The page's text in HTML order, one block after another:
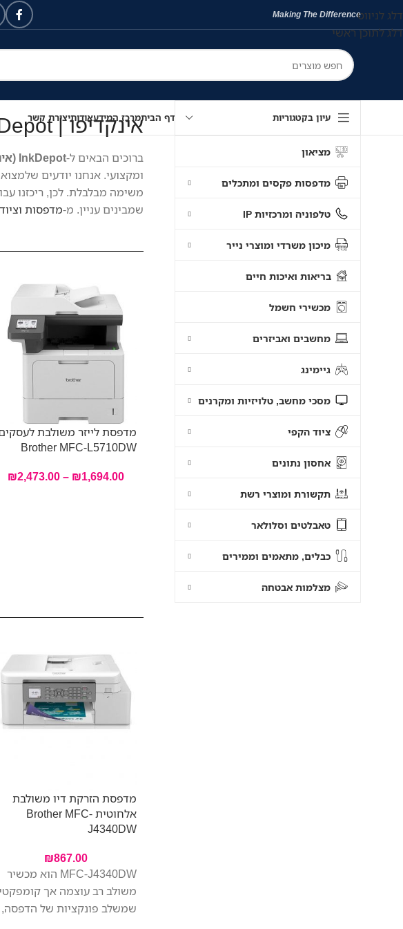
דלג לניווט
דלג לתוכן ראשי
Making The Difference
עיון בקטגוריות
מציאון
מדפסות פקסים ומתכלים
טלפוניה ומרכזיות IP
מיכון משרדי ומוצרי נייר
בריאות ואיכות חיים
מכשירי חשמל
מחשבים ואביזרים
גיימינג
מסכי מחשב, טלויזיות ומקרנים
ציוד הקפי
אחסון נתונים
תקשורת ומוצרי רשת
טאבלטים וסלולאר
כבלים, מתאמים וממירים
מצלמות אבטחה
דף הביתמרכז המידעאודותיצירת קשראינקדיפו | InkDepot – כל הפתרונות למשרד ולבית במקום אחד
ברוכים הבאים ל-InkDepot (אינקדיפו)
ומקצועי. אנחנו יודעים
משימה מבלבלת. לכן, ריכזנו
שמבינים עניין. מ-מדפסות
מדפסת לייזר משולבת
Brother MFC-L5710DW
₪1,694.00
–
₪2,473.00
מדפסת הזרקת דיו משולבת
אלחוטית Brother MFC-
J4340DW
₪867.00
‎MFC-J4340DW הוא מכשיר
משולב רב עוצמה אך
שמשלב פונקציות של הדפסה,